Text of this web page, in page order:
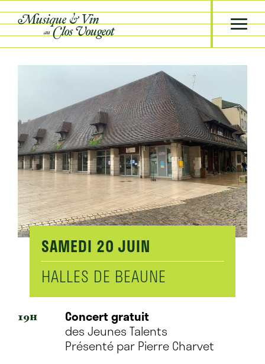
Musique &Vin
au Clos Vougeot
SAMEDI 20 JUIN
HALLES DE BEAUNE
19H
Concert gratuit
des Jeunes Talents
Présenté par Pierre Charvet